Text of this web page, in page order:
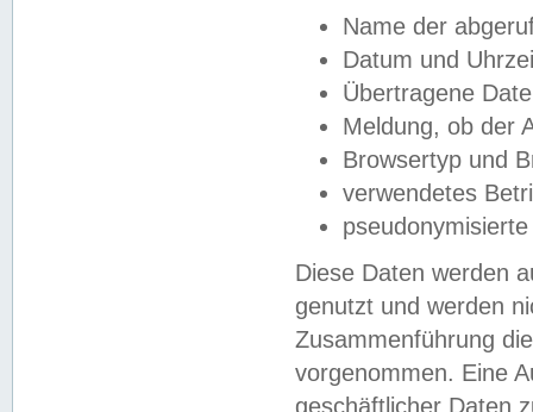
Name der
Datum und
Übertragene
Meldung, ob der
Browsertyp und
verwendetes
Diese Daten werden
genutzt und werden
Zusammenführung
vorgenommen. Eine
geschäftlicher Daten